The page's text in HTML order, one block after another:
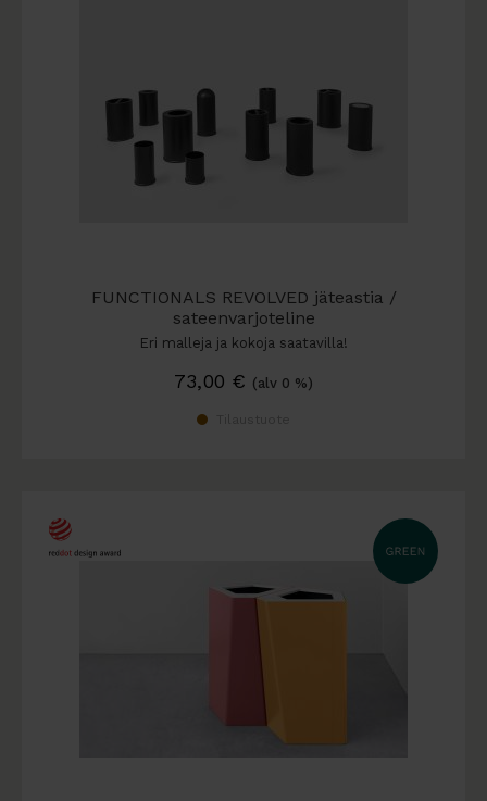
FUNCTIONALS REVOLVED jäteastia /
sateenvarjoteline
Eri malleja ja kokoja saatavilla!
73,00 € (alv 0 %)